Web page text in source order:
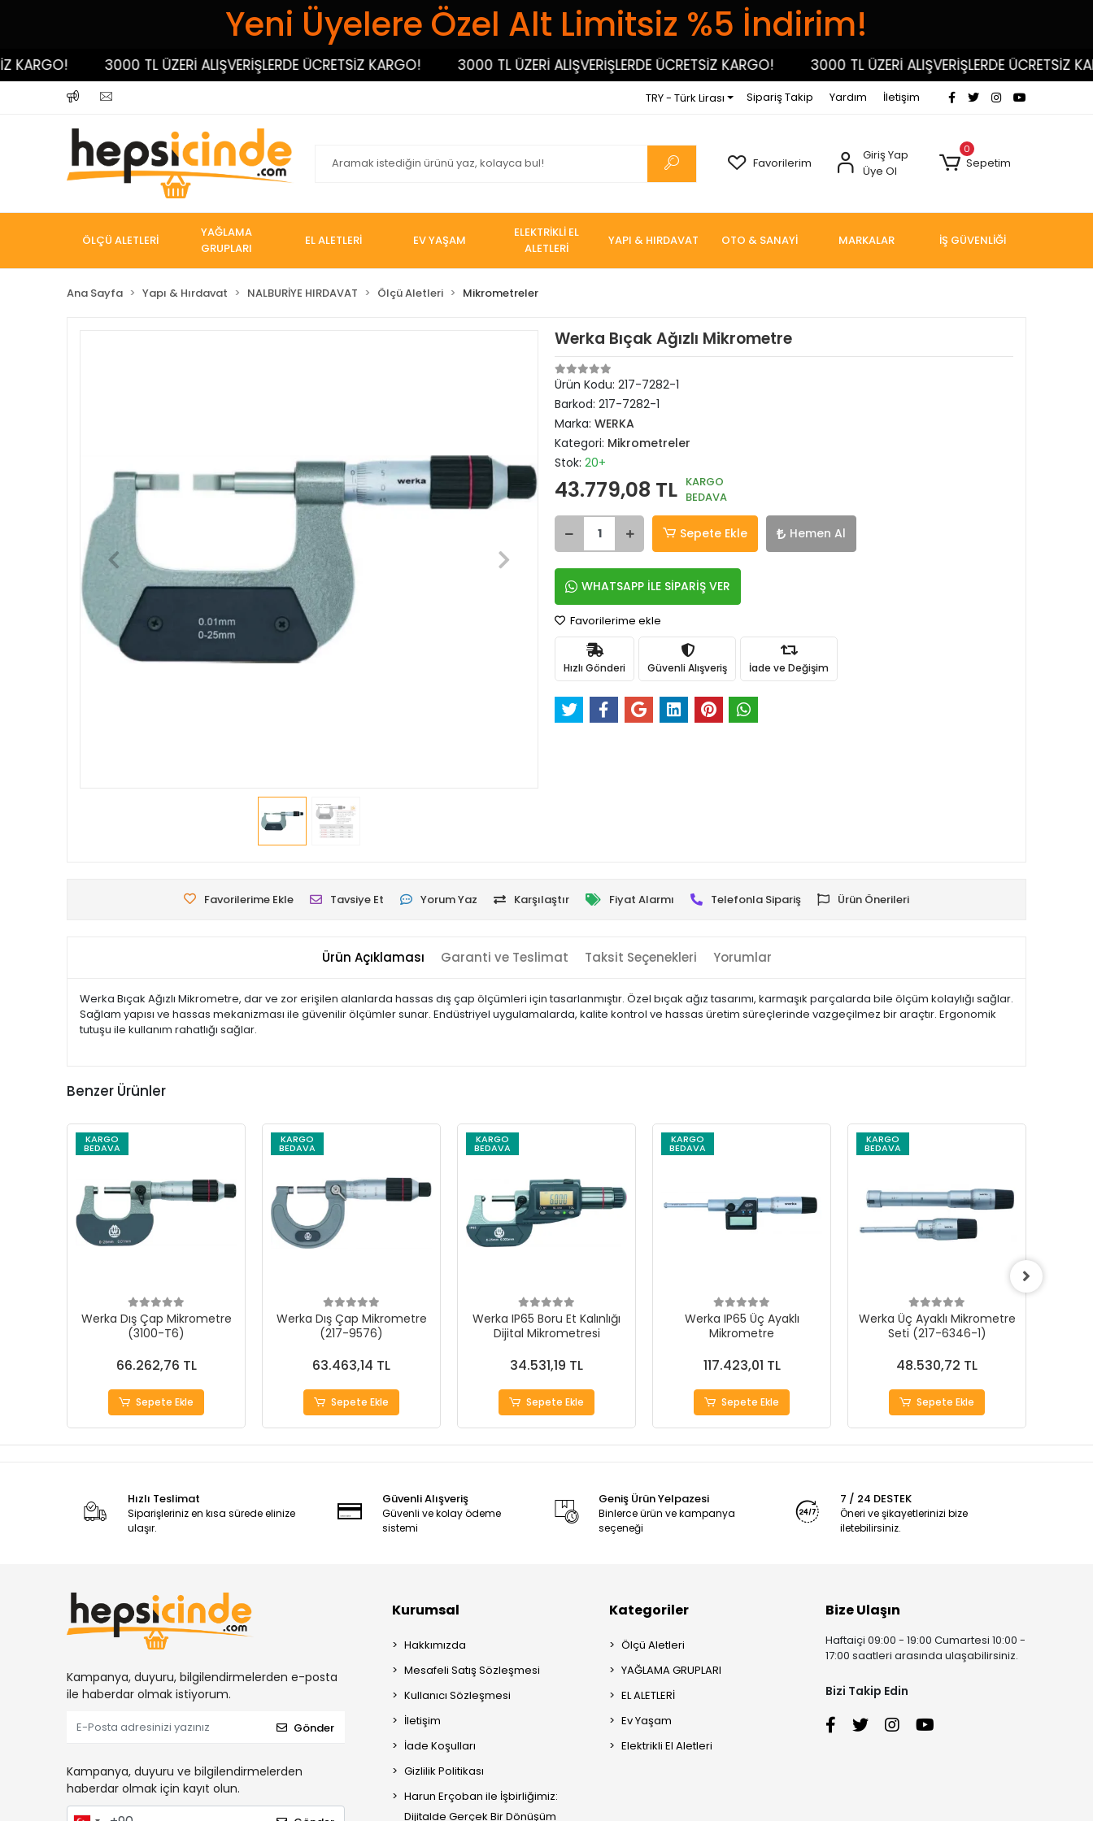
Yeni Üyelere Özel Alt Limitsiz %5 İndirim!
3000 TL ÜZERİ ALIŞVERİŞLERDE ÜCRETSİZ KARGO! 3000 TL ÜZERİ ALIŞVERİŞLERDE ÜCRETSİZ KARGO! 3000 TL ÜZERİ ALIŞVERİŞLERDE ÜCRETSİZ
TRY - Türk Lirası Sipariş Takip Yardım İletişim
Favorilerim
Giriş Yap
Üye Ol
0
Sepetim
ÖLÇÜ ALETLERİ
YAĞLAMA
GRUPLARI
EL ALETLERİ EV YAŞAM
ELEKTRİKLİ EL
ALETLERİ
YAPI & HIRDAVAT OTO & SANAYİ MARKALAR İŞ GÜVENLİĞİ
Ana Sayfa Yapı & Hırdavat NALBURİYE HIRDAVAT Ölçü Aletleri Mikrometreler
Werka Bıçak Ağızlı Mikrometre
Ürün Kodu: 217-7282-1
Barkod: 217-7282-1
Marka: WERKA
Kategori: Mikrometreler
Stok: 20+
43.779,08 TL KARGO
BEDAVA
Sepete Ekle Hemen Al
WHATSAPP İLE SİPARİŞ VER
Favorilerime ekle
Hızlı Gönderi Güvenli Alışveriş İade ve Değişim
Favorilerime Ekle Tavsiye Et Yorum Yaz Karşılaştır Fiyat Alarmı Telefonla Sipariş Ürün Önerileri
Ürün Açıklaması Garanti ve Teslimat Taksit Seçenekleri Yorumlar
Werka Bıçak Ağızlı Mikrometre, dar ve zor erişilen alanlarda hassas dış çap ölçümleri için tasarlanmıştır. Özel bıçak ağız tasarımı, karmaşık parçalarda bile ölçüm kolaylığı sağlar.
Sağlam yapısı ve hassas mekanizması ile güvenilir ölçümler sunar. Endüstriyel uygulamalarda, kalite kontrol ve hassas üretim süreçlerinde vazgeçilmez bir araçtır. Ergonomik
tutuşu ile kullanım rahatlığı sağlar.
Benzer Ürünler
KARGO
BEDAVA
Werka Dış Çap Mikrometre
(3100-T6)
66.262,76 TL
Sepete Ekle
KARGO
BEDAVA
Werka Dış Çap Mikrometre
(217-9576)
63.463,14 TL
Sepete Ekle
KARGO
BEDAVA
Werka IP65 Boru Et Kalınlığı
Dijital Mikrometresi
34.531,19 TL
Sepete Ekle
KARGO
BEDAVA
Werka IP65 Üç Ayaklı
Mikrometre
117.423,01 TL
Sepete Ekle
KARGO
BEDAVA
Werka Üç Ayaklı Mikrometre
Seti (217-6346-1)
48.530,72 TL
Sepete Ekle
Hızlı Teslimat
Siparişleriniz en kısa sürede elinize
ulaşır.
Güvenli Alışveriş
Güvenli ve kolay ödeme
sistemi
Geniş Ürün Yelpazesi
Binlerce ürün ve kampanya
seçeneği
7 / 24 DESTEK
Öneri ve şikayetlerinizi bize
iletebilirsiniz.
Kampanya, duyuru, bilgilendirmelerden e-posta
ile haberdar olmak istiyorum.
Gönder
Kampanya, duyuru ve bilgilendirmelerden
haberdar olmak için kayıt olun.
Kurumsal
Hakkımızda
Mesafeli Satış Sözleşmesi
Kullanıcı Sözleşmesi
İletişim
İade Koşulları
Gizlilik Politikası
Harun Erçoban ile İşbirliğimiz:
Dijitalde Gerçek Bir Dönüşüm
Kategoriler
Ölçü Aletleri
YAĞLAMA GRUPLARI
EL ALETLERİ
Ev Yaşam
Elektrikli El Aletleri
Bize Ulaşın
Haftaiçi 09:00 - 19:00 Cumartesi 10:00 -
17:00 saatleri arasında ulaşabilirsiniz.
Bizi Takip Edin